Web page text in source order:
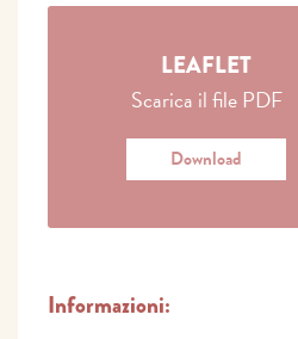
LEAFLET
Scarica il file PDF
Download
Informazioni: